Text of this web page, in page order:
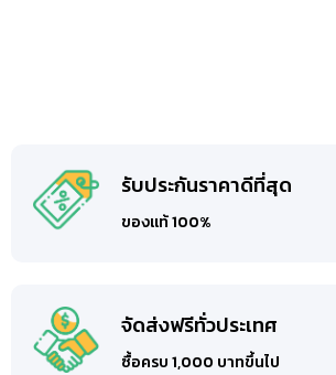
รับประกันราคาดีที่สุด
ของแท้ 100%
จัดส่งฟรีทั่วประเทศ
ซื้อครบ 1,000 บาทขึ้นไป